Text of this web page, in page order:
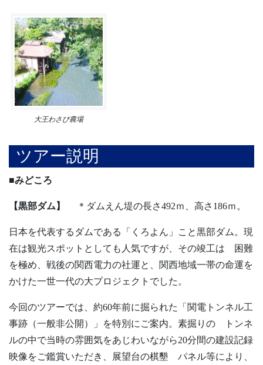
大王わさび農場
ツアー説明
■みどころ
【黒部ダム】 ＊ダムえん堤の長さ492ｍ、高さ186ｍ。
日本を代表するダムである「くろよん」こと黒部ダム。現
在は観光スポットとしても人気ですが、その竣工は 困難
を極め、戦後の関西電力の社運と、関西地域一帯の命運を
かけた一世一代の大プロジェクトでした。
今回のツアーでは、約60年前に掘られた「関電トンネル工
事跡（一般非公開）」を特別にご案内。素掘りの トンネ
ルの中で当時の雰囲気をあじわいながら20分間の建設記録
映像をご鑑賞いただき、展望台の棋墾 パネル等により、